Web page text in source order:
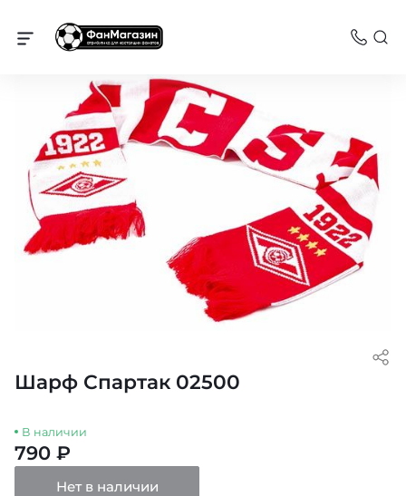
Спартак
Шарф Спартак 02500
В наличии
790 ₽
Нет в наличии